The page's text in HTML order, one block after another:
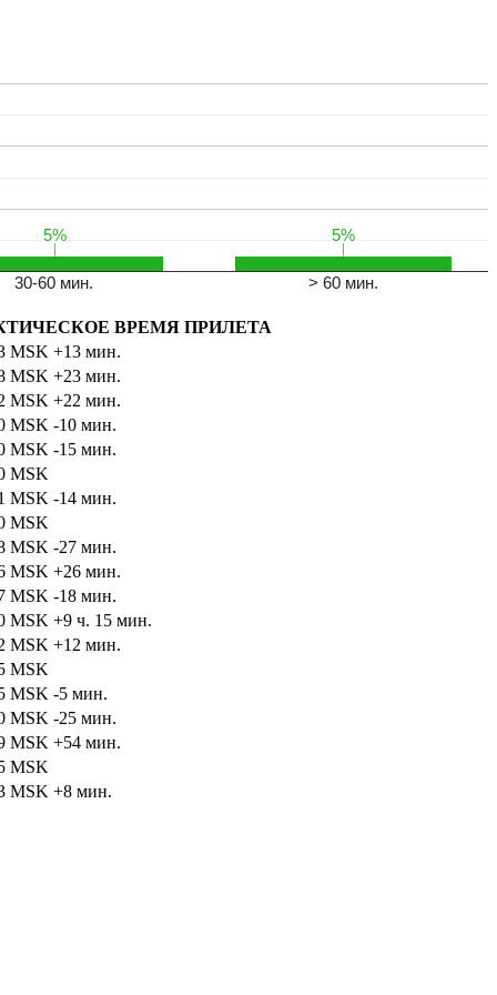
30-60 мин. > 60 мин.
5%
5% 5%
5%
ВРЕМЯ ПРИЛЕТА
MSK +13 мин.
MSK +23 мин.
MSK +22 мин.
MSK -10 мин.
MSK -15 мин.
MSK
MSK -14 мин.
MSK
MSK -27 мин.
MSK +26 мин.
MSK -18 мин.
MSK +9 ч. 15 мин.
MSK +12 мин.
MSK
MSK -5 мин.
MSK -25 мин.
MSK +54 мин.
MSK
MSK +8 мин.